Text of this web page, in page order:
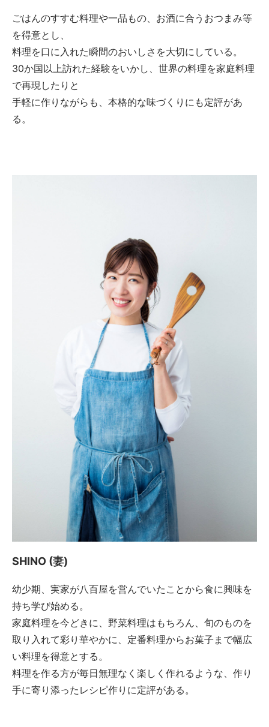
ごはんのすすむ料理や一品もの、お酒に合うおつまみ等
を得意とし、
料理を口に入れた瞬間のおいしさを大切にしている。
30か国以上訪れた経験をいかし、世界の料理を家庭料理
で再現したりと
手軽に作りながらも、本格的な味づくりにも定評があ
る。
SHINO (妻)
幼少期、実家が八百屋を営んでいたことから食に興味を
持ち学び始める。
家庭料理を今どきに、野菜料理はもちろん、旬のものを
取り入れて彩り華やかに、定番料理からお菓子まで幅広
い料理を得意とする。
料理を作る方が毎日無理なく楽しく作れるような、作り
手に寄り添ったレシピ作りに定評がある。